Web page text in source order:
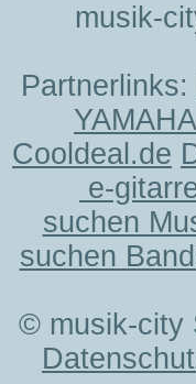
musik-
Partnerlinks:
Cooldeal.de
e-
suchen
suchen
© musik-city